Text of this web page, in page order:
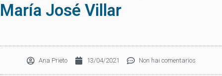
María José Villar
Ana Prieto 13/04/2021 Non hai comentarios